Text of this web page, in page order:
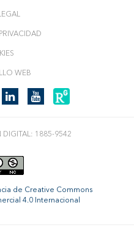
WEB
DIGITAL: 1885-9542
de Creative Commons
4.0 Internacional